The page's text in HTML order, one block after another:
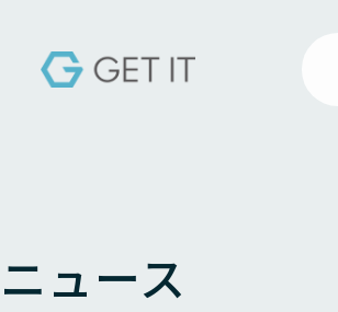
ニュース